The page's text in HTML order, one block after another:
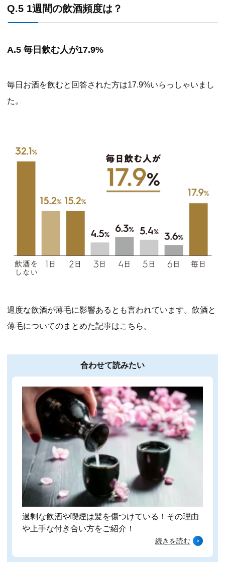
Q.5 1週間の飲酒頻度は？
A.5 毎日飲む人が17.9%
毎日お酒を飲むと回答された方は17.9%いらっしゃいまし
た。
過度な飲酒が薄毛に影響あるとも言われています。飲酒と
薄毛についてのまとめた記事はこちら。
合わせて読みたい
過剰な飲酒や喫煙は髪を傷つけている！その理由
や上手な付き合い方をご紹介！
続きを読む